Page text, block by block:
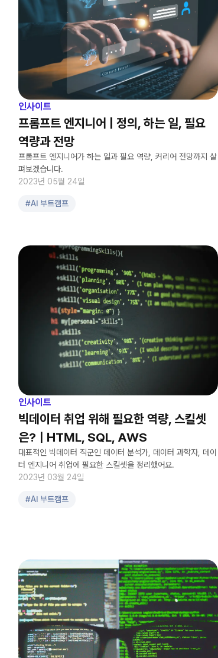
인사이트
프롬프트 엔지니어 | 정의, 하는 일, 필요
역량과 전망
프롬프트 엔지니어가 하는 일과 필요 역량, 커리어 전망까지 살
펴보겠습니다.
2023년 05월 24일
#AI 부트캠프
인사이트
빅데이터 취업 위해 필요한 역량, 스킬셋
은?ㅣHTML, SQL, AWS
대표적인 빅데이터 직군인 데이터 분석가, 데이터 과학자, 데이
터 엔지니어 취업에 필요한 스킬셋을 정리했어요.
2023년 03월 24일
#AI 부트캠프